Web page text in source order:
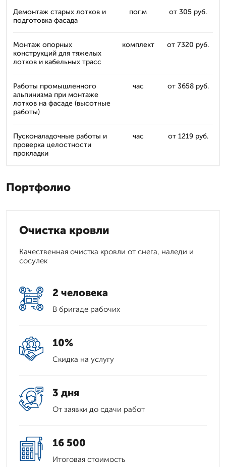
Демонтаж старых лотков и
подготовка фасада
пог.м от 305 руб.
Монтаж опорных
конструкций для тяжелых
лотков и кабельных трасс
комплект от 7320 руб.
Работы промышленного
альпинизма при монтаже
лотков на фасаде (высотные
работы)
час от 3658 руб.
Пусконаладочные работы и
проверка целостности
прокладки
час от 1219 руб.
Портфолио
Очистка кровли
Качественная очистка кровли от снега, наледи и
сосулек
2 человека
В бригаде рабочих
10%
Скидка на услугу
3 дня
От заявки до сдачи работ
16 500
Итоговая стоимость